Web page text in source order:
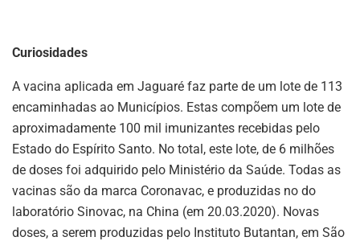
Curiosidades
A vacina aplicada em Jaguaré faz parte de um lote de 113
encaminhadas ao Municípios. Estas compõem um lote de
aproximadamente 100 mil imunizantes recebidas pelo
Estado do Espírito Santo. No total, este lote, de 6 milhões
de doses foi adquirido pelo Ministério da Saúde. Todas as
vacinas são da marca Coronavac, e produzidas no do
laboratório Sinovac, na China (em 20.03.2020). Novas
doses, a serem produzidas pelo Instituto Butantan, em São